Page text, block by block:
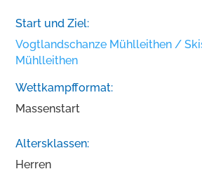
Start und Ziel:
Vogtlandschanze Mühlleithen /
Mühlleithen
Wettkampfformat:
Massenstart
Altersklassen:
Herren